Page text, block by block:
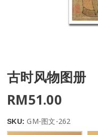
古时风物图册
RM51.00
SKU:GM-图文-262